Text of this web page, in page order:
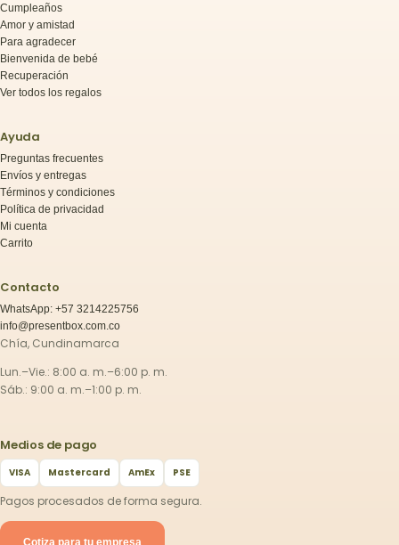
Cumpleaños
Amor y amistad
Para agradecer
Bienvenida de bebé
Recuperación
Ver todos los regalos
Ayuda
Preguntas frecuentes
Envíos y entregas
Términos y condiciones
Política de privacidad
Mi cuenta
Carrito
Contacto
WhatsApp: +57 3214225756
info@presentbox.com.co
Chía, Cundinamarca
Lun.–Vie.: 8:00 a. m.–6:00 p. m.
Sáb.: 9:00 a. m.–1:00 p. m.
Medios de pago
VISA Mastercard AmEx PSE
Pagos procesados de forma segura.
Cotiza para tu empresa